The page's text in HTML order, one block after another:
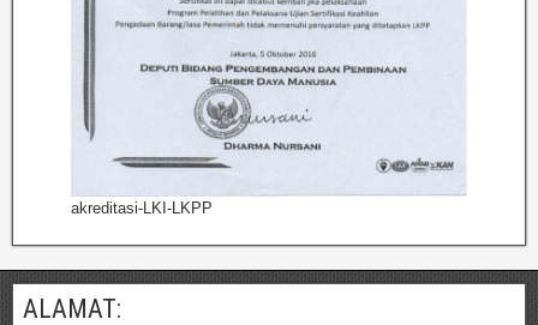
akreditasi-LKI-LKPP
ALAMAT: